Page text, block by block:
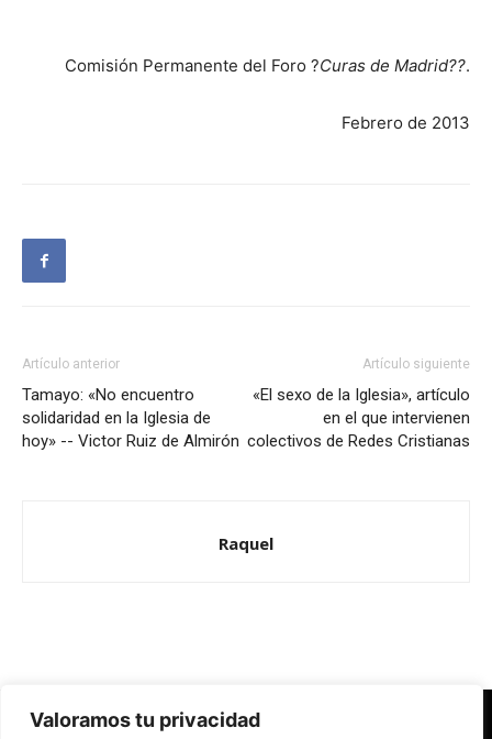
Valoramos tu privacidad
Comisión Permanente del Foro ?Curas de Madrid??.
Febrero de 2013
Artículo anterior
Tamayo: «No encuentro
solidaridad en la Iglesia de
hoy» -- Victor Ruiz de Almirón
Artículo siguiente
«El sexo de la Iglesia», artículo
en el que intervienen
colectivos de Redes Cristianas
Raquel
Redes Cristianas